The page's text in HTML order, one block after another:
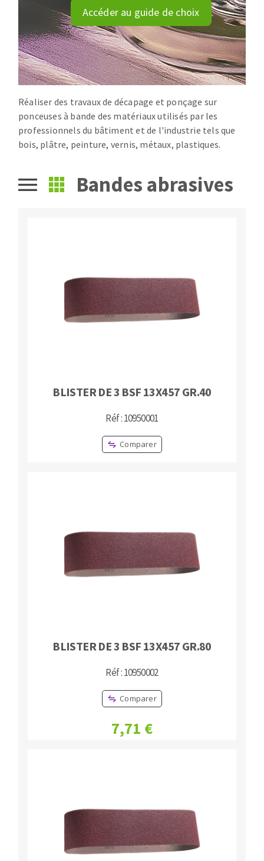
Disques fibre
Roues à lamelles
Meules sur tige
Brosses
Meules de tourets
Feutres à polir
Bandes sans fin
Rouleaux d'atelier
NETTOYAGE
Aspirateurs
MACHINES POUR LE TRAVAIL DU MÉTAL
Tronçonneuses
Ponceuses
Tours à métaux
Fraises scies
Fraise HSS
Accéder au guide de choix
Réaliser des travaux de décapage et ponçage sur
ponceuses à bande des matériaux utilisés par les
professionnels du bâtiment et de l'industrie tels que
bois, plâtre, peinture, vernis, métaux, plastiques.
Bandes abrasives
BLISTER DE 3 BSF 13X457 GR.40
Réf : 10950001
Comparer
BLISTER DE 3 BSF 13X457 GR.80
Réf : 10950002
Comparer
7,71 €